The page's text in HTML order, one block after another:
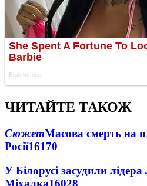
ЧИТАЙТЕ ТАКОЖ
СюжетМасова смерть на
Росії16170
У Білорусі засудили
Міхалка16028